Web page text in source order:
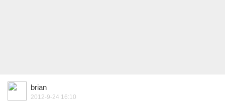
brian
2012-9-24 16:10